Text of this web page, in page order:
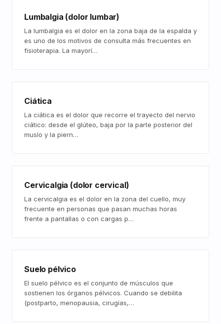
Lumbalgia (dolor lumbar)
La lumbalgia es el dolor en la zona baja de la espalda y
es uno de los motivos de consulta más frecuentes en
fisioterapia. La mayorí…
Ciática
La ciática es el dolor que recorre el trayecto del nervio
ciático: desde el glúteo, baja por la parte posterior del
muslo y la piern…
Cervicalgia (dolor cervical)
La cervicalgia es el dolor en la zona del cuello, muy
frecuente en personas que pasan muchas horas
frente a pantallas o con cargas p…
Suelo pélvico
El suelo pélvico es el conjunto de músculos que
sostienen los órganos pélvicos. Cuando se debilita
(postparto, menopausia, cirugías,…